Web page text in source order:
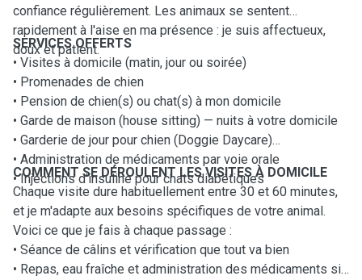
confiance régulièrement. Les animaux se sentent
rapidement à l'aise en ma présence : je suis affectueux,
doux et patient.
SERVICES OFFERTS
• Visites à domicile (matin, jour ou soirée)
• Promenades de chien
• Pension de chien(s) ou chat(s) à mon domicile
• Garde de maison (house sitting) — nuits à votre domicile
• Garderie de jour pour chien (Doggie Daycare)
• Administration de médicaments par voie orale
• Injections d'insuline pour chats diabétiques
COMMENT SE DÉROULENT LES VISITES À DOMICILE
Chaque visite dure habituellement entre 30 et 60 minutes,
et je m'adapte aux besoins spécifiques de votre animal.
Voici ce que je fais à chaque passage :
• Séance de câlins et vérification que tout va bien
• Repas, eau fraîche et administration des médicaments si